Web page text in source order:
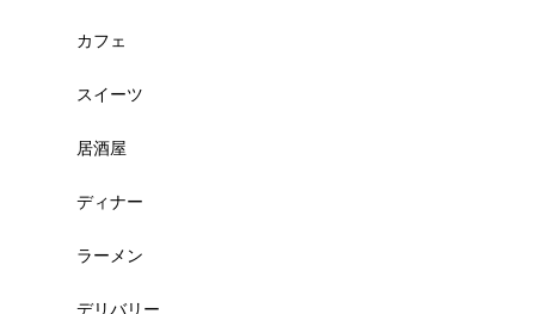
カフェ
スイーツ
居酒屋
ディナー
ラーメン
デリバリー